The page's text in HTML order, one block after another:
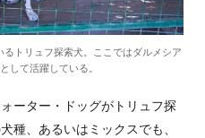
トリュフ探索犬。ここではダルメシア
して活躍している。
ーター・ドッグがトリュフ探
種、あるいはミックスでも、